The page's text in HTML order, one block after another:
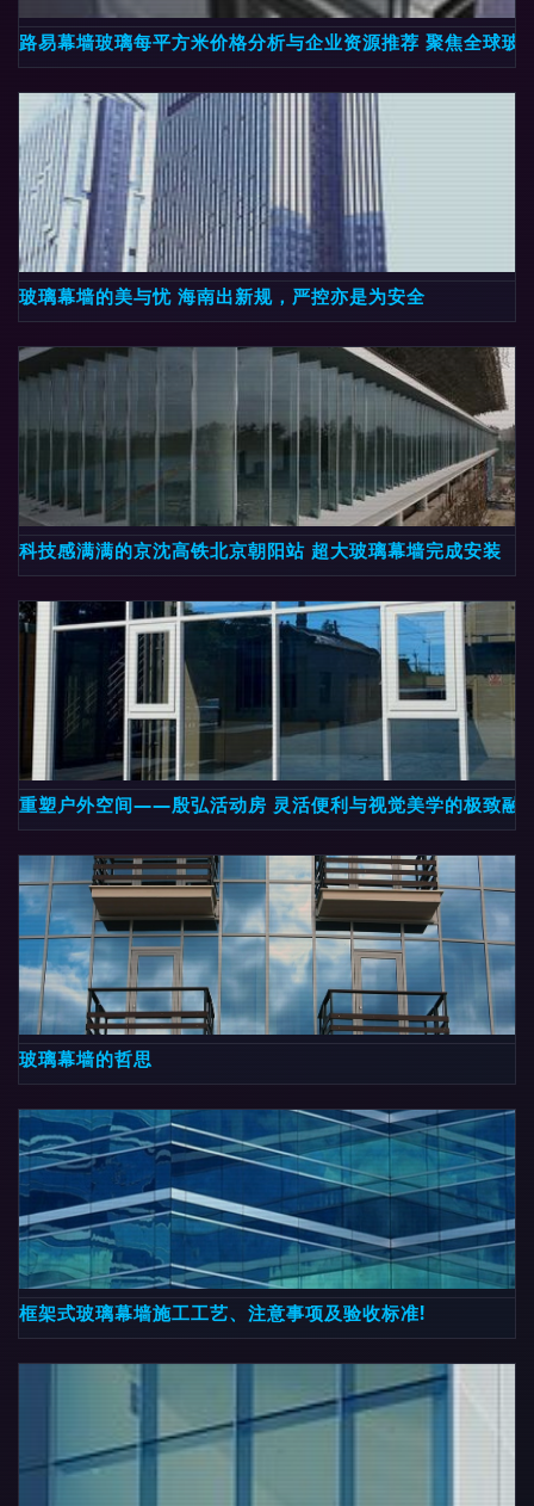
路易幕墙玻璃每平方米价格分析与企业资源推荐 聚焦全球玻
玻璃幕墙的美与忧 海南出新规，严控亦是为安全
科技感满满的京沈高铁北京朝阳站 超大玻璃幕墙完成安装
重塑户外空间——殷弘活动房 灵活便利与视觉美学的极致融
玻璃幕墙的哲思
框架式玻璃幕墙施工工艺、注意事项及验收标准!